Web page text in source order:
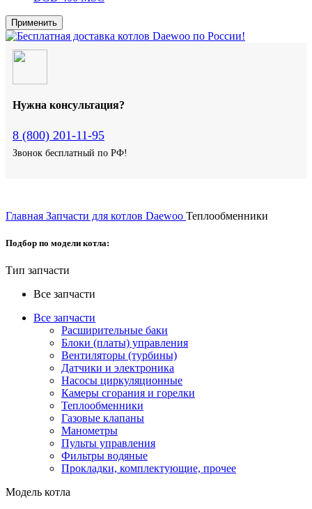
Применить
Нужна консультация?
8 (800) 201-11-95
Звонок бесплатный по РФ!
Главная Запчасти для котлов Daewoo Теплообменники
Подбор по модели котла:
Тип запчасти
Все запчасти
Все запчасти
Расширительные баки
Блоки (платы) управления
Вентиляторы (турбины)
Датчики и электроника
Насосы циркуляционные
Камеры сгорания и горелки
Теплообменники
Газовые клапаны
Манометры
Пульты управления
Фильтры водяные
Прокладки, комплектующие, прочее
Модель котла